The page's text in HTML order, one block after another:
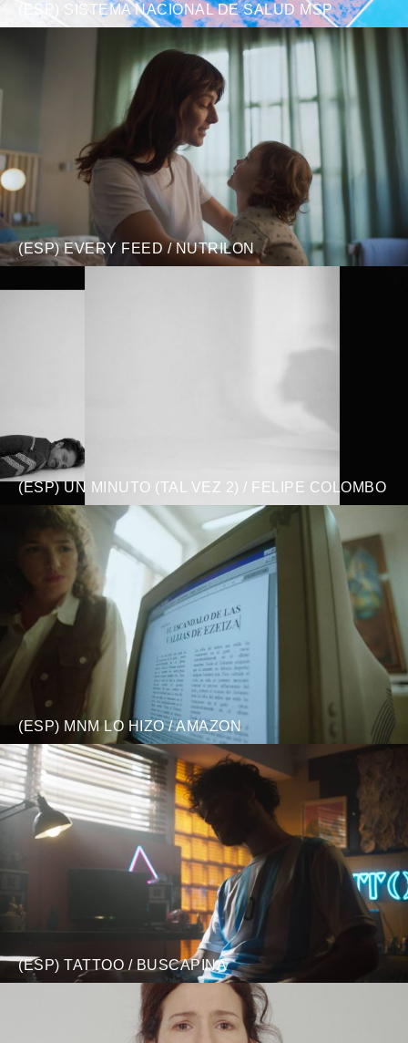
(ESP) SISTEMA NACIONAL DE SALUD MSP
(ESP) EVERY FEED / NUTRILON
(ESP) UN MINUTO (TAL VEZ 2) / FELIPE COLOMBO
(ESP) MNM LO HIZO / AMAZON
(ESP) TATTOO / BUSCAPINA